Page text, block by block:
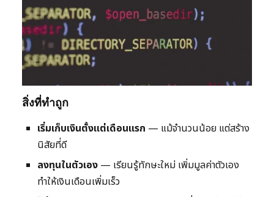
สิ่งที่ทำถูก
เริ่มเก็บเงินตั้งแต่เดือนแรก — แม้จำนวนน้อย แต่สร้าง
นิสัยที่ดี
ลงทุนในตัวเอง — เรียนรู้ทักษะใหม่ เพิ่มมูลค่าตัวเอง
ทำให้เงินเดือนเพิ่มเร็ว